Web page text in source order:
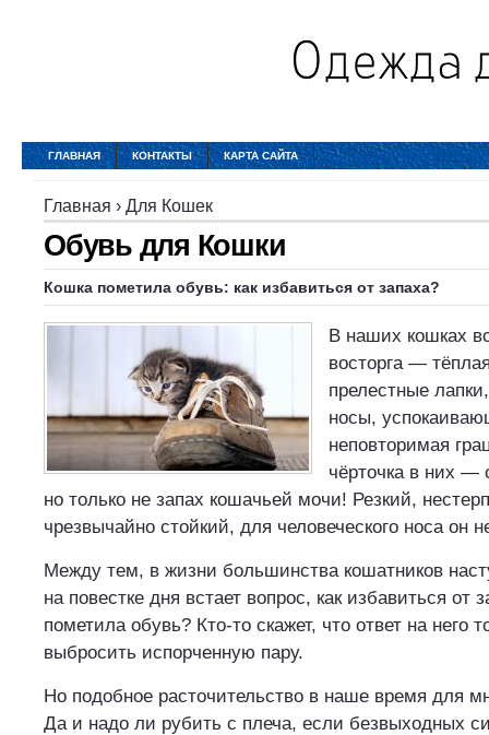
ГЛАВНАЯ КОНТАКТЫ КАРТА САЙТА
Главная › Для Кошек
Обувь для Кошки
Кошка пометила обувь: как избавиться от запаха?
В наших кошках
восторга —
прелестные
носы,
неповторимая
чёрточка в них —
но только не запах кошачьей мочи! Резкий,
чрезвычайно стойкий, для человеческого носа он
Между тем, в жизни большинства кошатников
на повестке дня встает вопрос, как избавиться от
пометила обувь? Кто-то скажет, что ответ на него
выбросить испорченную пару.
Но подобное расточительство в наше время для
Да и надо ли рубить с плеча, если безвыходных